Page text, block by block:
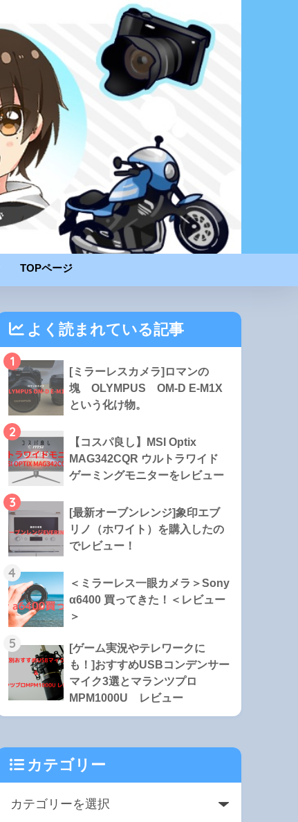
TOPページ
よく読まれている記事
1
[ミラーレスカメラ]ロマンの
塊 OLYMPUS OM-D E-M1X
という化け物。
2
【コスパ良し】MSI Optix
MAG342CQR ウルトラワイド
ゲーミングモニターをレビュー
3
[最新オーブンレンジ]象印エブ
リノ（ホワイト）を購入したの
でレビュー！
4
＜ミラーレス一眼カメラ＞Sony
α6400 買ってきた！＜レビュー
＞
5
[ゲーム実況やテレワークに
も！]おすすめUSBコンデンサー
マイク3選とマランツプロ
MPM1000U レビュー
カテゴリー